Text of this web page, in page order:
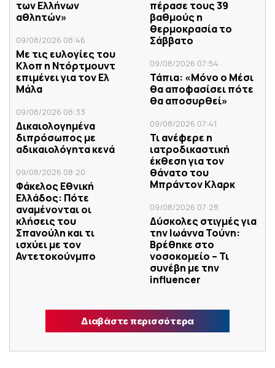
των Ελλήνων
αθλητών»
09/08/2026 08:46
Με τις ευλογίες του
Κλοπ η Ντόρτμουντ
επιμένει για τον Ελ
Μάλα
09/08/2026 08:33
Δικαιολογημένα
διπρόσωπος με
αδικαιολόγητα κενά
09/08/2026 08:20
Φάκελος Εθνική
Ελλάδος: Πότε
αναμένονται οι
κλήσεις του
Σπανούλη και τι
ισχύει με τον
Αντετοκούνμπο
πέρασε τους 39
βαθμούς η
θερμοκρασία το
Σάββατο
09/08/2026 07:54
Τάπια: «Μόνο ο Μέσι
θα αποφασίσει πότε
θα αποσυρθεί»
09/08/2026 07:41
Τι ανέφερε η
ιατροδικαστική
έκθεση για τον
θάνατο του
Μπράντον Κλαρκ
09/08/2026 07:28
Δύσκολες στιγμές για
την Ιωάννα Τούνη:
Βρέθηκε στο
νοσοκομείο – Τι
συνέβη με την
influencer
Διαβάστε περισσότερα